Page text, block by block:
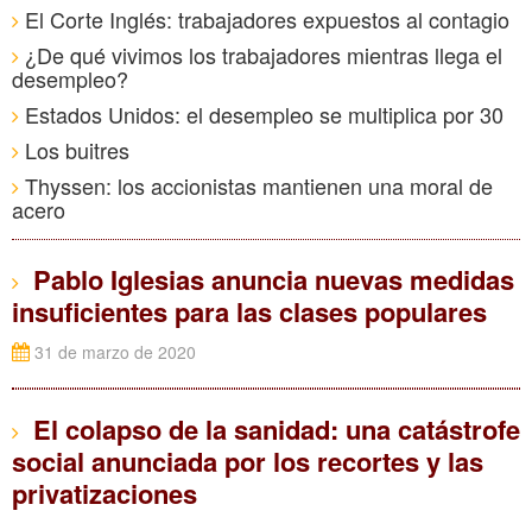
El Corte Inglés: trabajadores expuestos al contagio
¿De qué vivimos los trabajadores mientras llega el
desempleo?
Estados Unidos: el desempleo se multiplica por 30
Los buitres
Thyssen: los accionistas mantienen una moral de
acero
Pablo Iglesias anuncia nuevas medidas
insuficientes para las clases populares
31 de marzo de 2020
El colapso de la sanidad: una catástrofe
social anunciada por los recortes y las
privatizaciones